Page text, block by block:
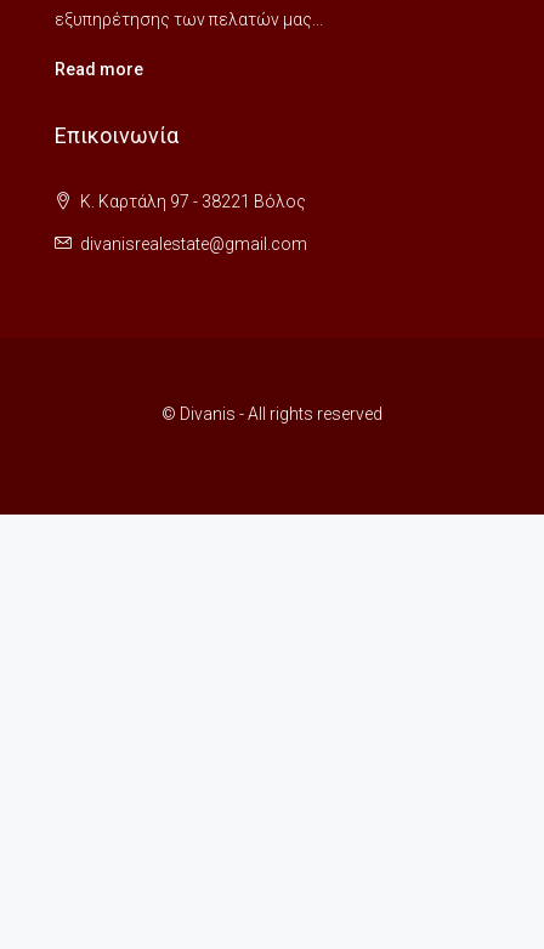
εξυπηρέτησης των πελατών μας...
Read more
Επικοινωνία
Κ. Καρτάλη 97 - 38221 Βόλος
divanisrealestate@gmail.com
© Divanis - All rights reserved